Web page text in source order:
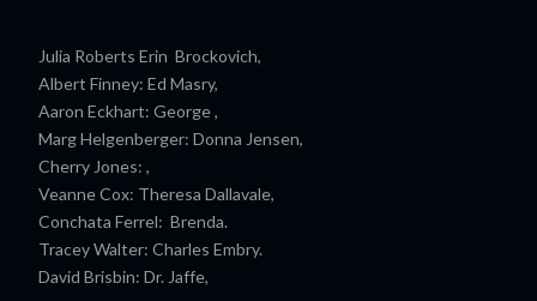
Julia Roberts Erin Brockovich,
Albert Finney: Ed Masry,
Aaron Eckhart: George ,
Marg Helgenberger: Donna Jensen,
Cherry Jones: ,
Veanne Cox: Theresa Dallavale,
Conchata Ferrel: Brenda.
Tracey Walter: Charles Embry.
David Brisbin: Dr. Jaffe,